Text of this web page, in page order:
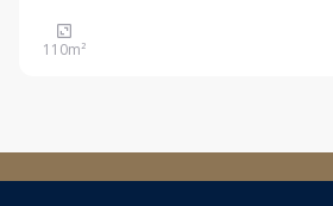
espaço bem distribuído e funcional Vista panorâmica
da cidade, proporcionando um
110m²